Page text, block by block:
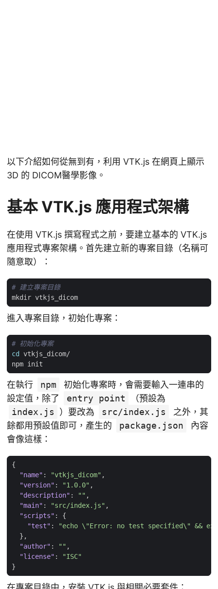
以下介紹如何從無到有，利用 VTK.js 在網頁上顯示
3D 的 DICOM醫學影像。
基本 VTK.js 應用程式架構
在使用 VTK.js 撰寫程式之前，要建立基本的 VTK.js
應用程式專案架構。首先建立新的專案目錄（名稱可
隨意取）：
# 建立專案目錄
進入專案目錄，初始化專案：
# 初始化專案
cd
在執行 npm
初始化專案時，會需要輸入一連串的
設定值，除了
entry point
（預設為
index.js
）要改為 src/index.js
之外，其
餘都用預設值即可，產生的
package.json
內容
會像這樣：
{
"name" : "vtkjs_dicom" ,
"version" : "1.0.0" ,
"description" : "" ,
"main" : "src/index.js" ,
"scripts" :
{
"test" :
"echo \"Error: no test specified\" &&
},
"author" : "" ,
"license" :
"ISC"
}